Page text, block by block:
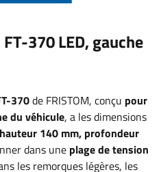
370 LED, gauche
370de FRISTOM, conçu pour
du véhicule, a les dimensions
140 mm, profondeur
dans une plage de tension
les remorques légères, les